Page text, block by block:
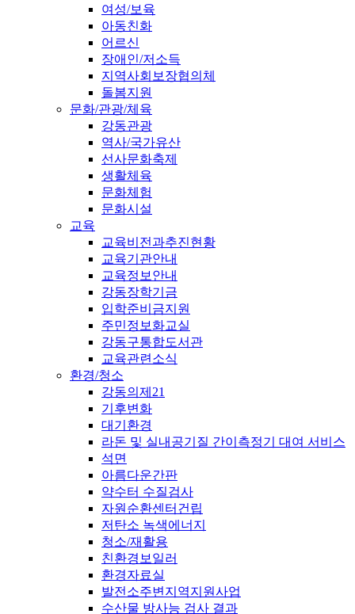
여성/보육
아동친화
어르신
장애인/저소득
지역사회보장협의체
돌봄지원
문화/관광/체육
강동관광
역사/국가유산
선사문화축제
생활체육
문화체험
문화시설
교육
교육비전과추진현황
교육기관안내
교육정보안내
강동장학기금
입학준비금지원
주민정보화교실
강동구통합도서관
교육관련소식
환경/청소
강동의제21
기후변화
대기환경
라돈 및 실내공기질 간이측정기 대여 서비스
석면
아름다운간판
약수터 수질검사
자원순환센터건립
저탄소 녹색에너지
청소/재활용
친환경보일러
환경자료실
발전소주변지역지원사업
수산물 방사능 검사 결과